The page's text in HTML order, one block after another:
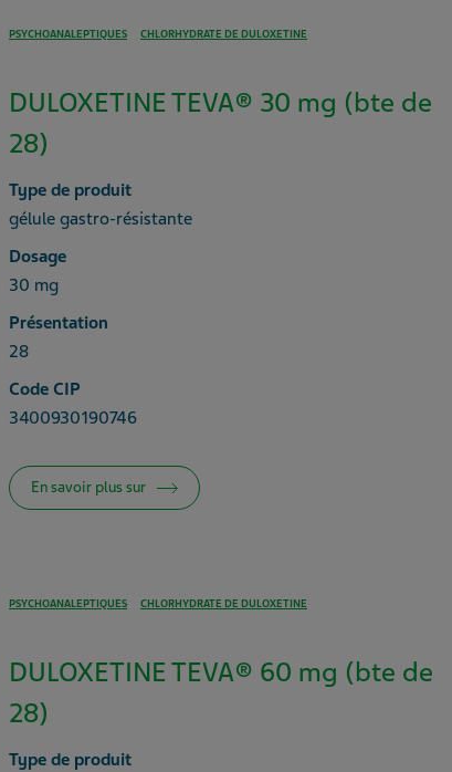
PSYCHOANALEPTIQUES CHLORHYDRATE DE DULOXETINE
DULOXETINE TEVA® 30 mg (bte de
28)
Type de produit
gélule gastro-résistante
Dosage
30 mg
Présentation
28
Code CIP
3400930190746
En savoir plus sur
PSYCHOANALEPTIQUES CHLORHYDRATE DE DULOXETINE
DULOXETINE TEVA® 60 mg (bte de
28)
Type de produit